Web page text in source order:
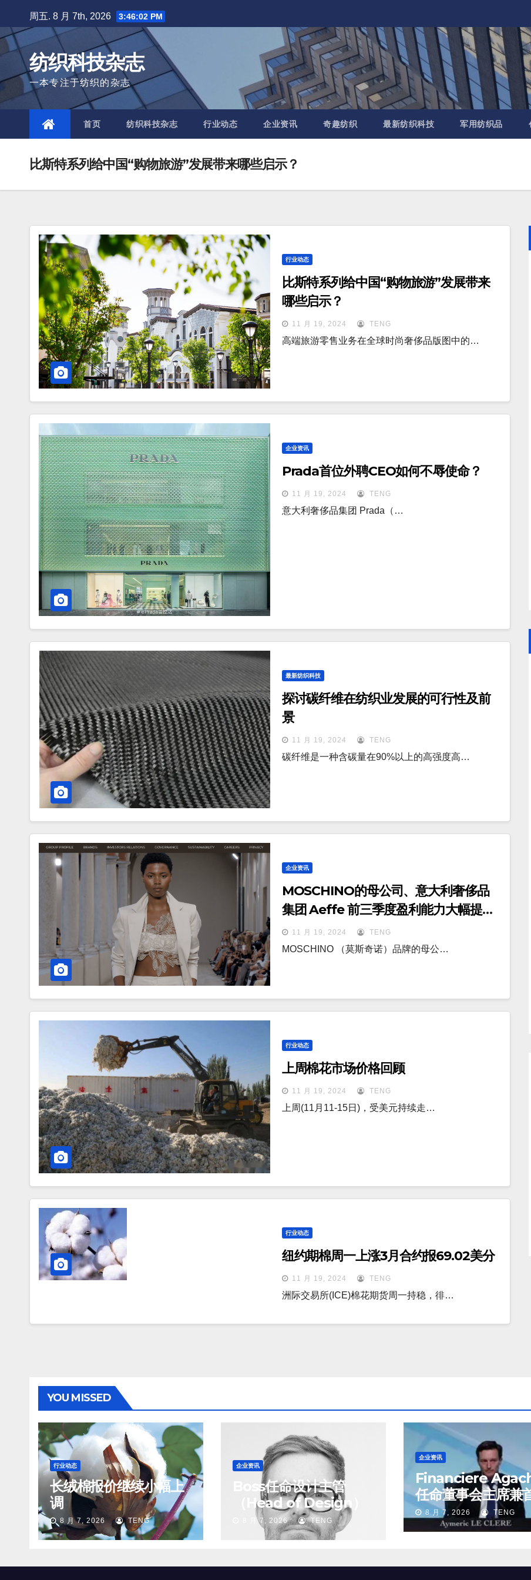
to
content
周五. 8 月 7th, 2026 3:46:03 PM
纺织科技杂志
一本专注于纺织的杂志
首页 纺织科技杂志 行业动态 企业资讯 奇趣纺织 最新纺织科技 军用纺织品
比斯特系列给中国“购物旅游”发展带来哪些启示？
行业动态
比斯特系列给中国“购物旅游”发展带来
哪些启示？
11 月 19, 2024 TENG
高端旅游零售业务在全球时尚奢侈品版图中的…
企业资讯
Prada首位外聘CEO如何不辱使命？
11 月 19, 2024 TENG
意大利奢侈品集团 Prada（…
最新纺织科技
探讨碳纤维在纺织业发展的可行性及前
景
11 月 19, 2024 TENG
碳纤维是一种含碳量在90%以上的高强度高…
企业资讯
MOSCHINO的母公司、意大利奢侈品
集团 Aeffe 前三季度盈利能力大幅提
升，扭亏为盈
11 月 19, 2024 TENG
MOSCHINO （莫斯奇诺）品牌的母公…
行业动态
上周棉花市场价格回顾
11 月 19, 2024 TENG
上周(11月11-15日)，受美元持续走…
行业动态
纽约期棉周一上涨3月合约报69.02美分
11 月 19, 2024 TENG
洲际交易所(ICE)棉花期货周一持稳，徘…
YOU MISSED
行业动态
长绒棉报价继续小幅上
调
8 月 7, 2026 TENG
企业资讯
Boss任命设计主管
（Head of Design）
8 月 7, 2026 TENG
企业资讯
Financiere
任命董事会主席兼
执行官
8 月 7, 2026 TENG